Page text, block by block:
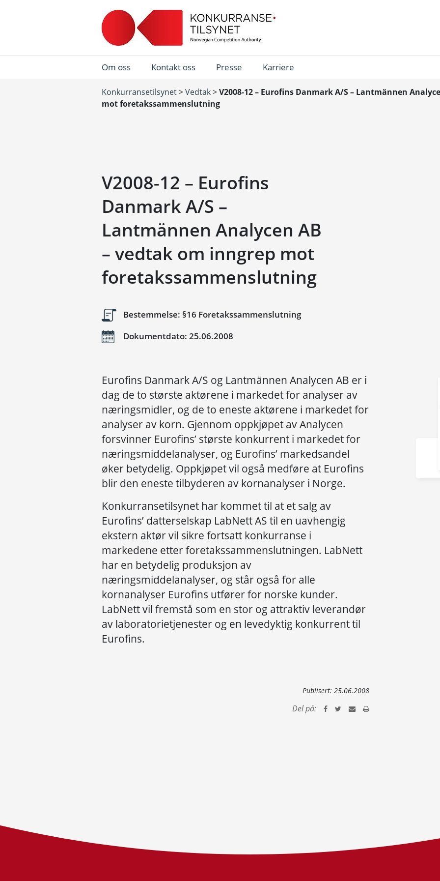
Om oss Kontakt oss Presse Karriere
Konkurransetilsynet>Vedtak>V2008-12 – Eurofins Danmark A/S – Lantmännen
mot foretakssammenslutning
V2008-12 – Eurofins
Danmark A/S –
Lantmännen Analycen AB
– vedtak om inngrep mot
foretakssammenslutning
Bestemmelse: §16 Foretakssammenslutning
Dokumentdato: 25.06.2008
Eurofins Danmark A/S og Lantmännen Analycen AB er i
dag de to største aktørene i markedet for analyser av
næringsmidler, og de to eneste aktørene i markedet for
analyser av korn. Gjennom oppkjøpet av Analycen
forsvinner Eurofins’ største konkurrent i markedet for
næringsmiddelanalyser, og Eurofins’ markedsandel
øker betydelig. Oppkjøpet vil også medføre at Eurofins
blir den eneste tilbyderen av kornanalyser i Norge.
Konkurransetilsynet har kommet til at et salg av
Eurofins’ datterselskap LabNett AS til en uavhengig
ekstern aktør vil sikre fortsatt konkurranse i
markedene etter foretakssammenslutningen. LabNett
har en betydelig produksjon av
næringsmiddelanalyser, og står også for alle
kornanalyser Eurofins utfører for norske kunder.
LabNett vil fremstå som en stor og attraktiv leverandør
av laboratorietjenester og en levedyktig konkurrent til
Eurofins.
Publisert: 25.06.2008
Del på: